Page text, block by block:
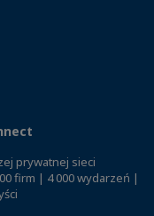
prywatnej sieci
firm | 4 000 wydarzeń |